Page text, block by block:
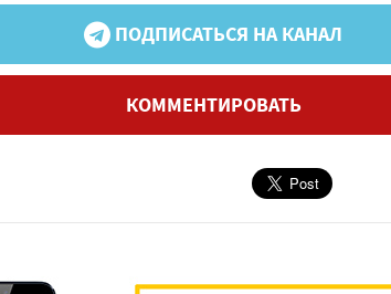
ПОДПИСАТЬСЯ НА КАНАЛ
КОММЕНТИРОВАТЬ